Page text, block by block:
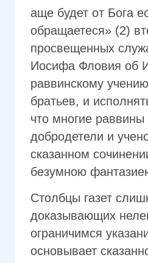
аще будет от Бога
обращаетеся» (2)
просвещенных
Иосифа Фловия об
раввинскому
братьев, и
что многие раввины
добродетели и
сказанном
безумною
Столбцы газет
доказывающих
ограничимся
основывает